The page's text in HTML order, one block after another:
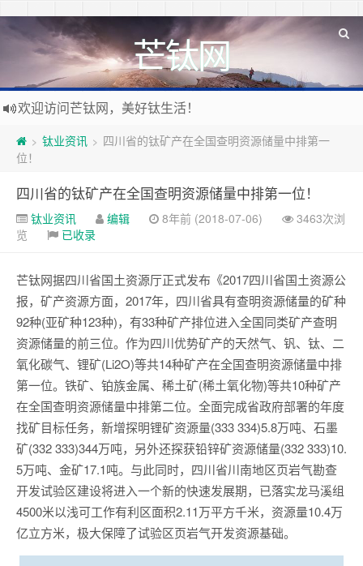
芒钛网
欢迎访问芒钛网，美好钛生活！
> 钛业资讯 > 四川省的钛矿产在全国查明资源储量中排第一
位！
四川省的钛矿产在全国查明资源储量中排第一位！
钛业资讯 编辑 8年前 (2018-07-06)
3463次浏
览
已收录
芒钛网据四川省国土资源厅正式发布《2017四川省国土资源公
报，矿产资源方面，2017年，四川省具有查明资源储量的矿种
92种(亚矿种123种)，有33种矿产排位进入全国同类矿产查明
资源储量的前三位。作为四川优势矿产的天然气、钒、钛、二
氧化碳气、锂矿(Li2O)等共14种矿产在全国查明资源储量中排
第一位。铁矿、铂族金属、稀土矿(稀土氧化物)等共10种矿产
在全国查明资源储量中排第二位。全面完成省政府部署的年度
找矿目标任务，新增探明锂矿资源量(333 334)5.8万吨、石墨
矿(332 333)344万吨，另外还探获铅锌矿资源储量(332 333)10.
5万吨、金矿17.1吨。与此同时，四川省川南地区页岩气勘查
开发试验区建设将进入一个新的快速发展期，已落实龙马溪组
4500米以浅可工作有利区面积2.11万平方千米，资源量10.4万
亿立方米，极大保障了试验区页岩气开发资源基础。